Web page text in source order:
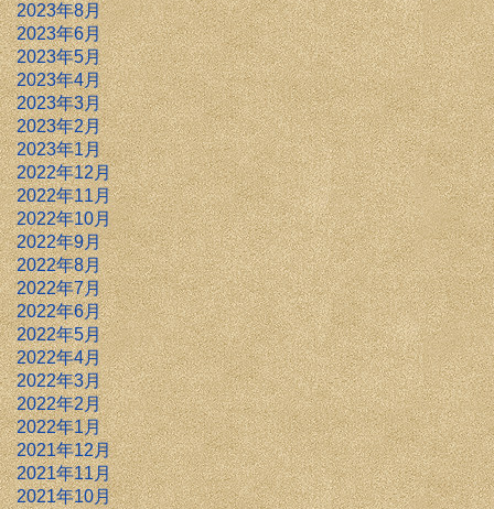
2023年8月
2023年6月
2023年5月
2023年4月
2023年3月
2023年2月
2023年1月
2022年12月
2022年11月
2022年10月
2022年9月
2022年8月
2022年7月
2022年6月
2022年5月
2022年4月
2022年3月
2022年2月
2022年1月
2021年12月
2021年11月
2021年10月